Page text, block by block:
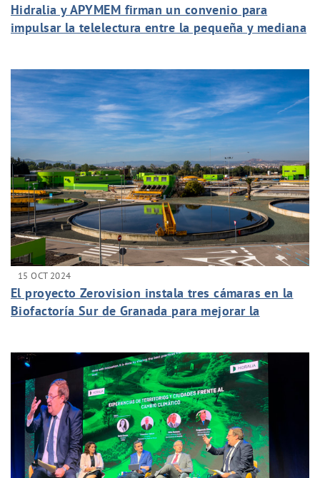
Hidralia y APYMEM firman un convenio para
impulsar la telelectura entre la pequeña y mediana
15 OCT 2024
El proyecto Zerovision instala tres cámaras en la
Biofactoría Sur de Granada para mejorar la